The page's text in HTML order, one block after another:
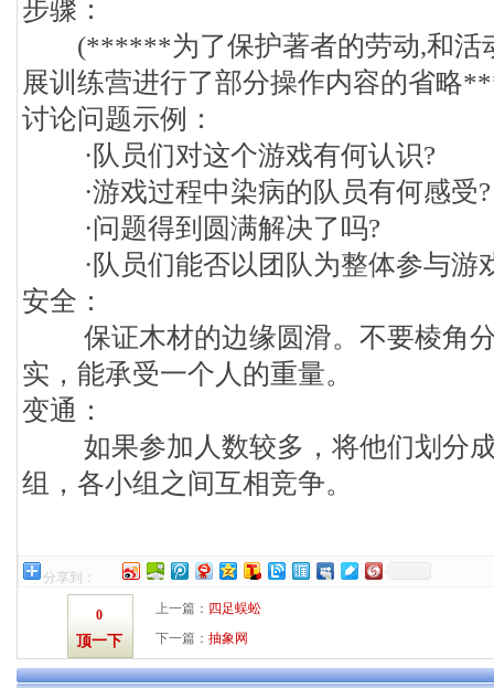
步骤：
(******为了保护著者的劳动,和活
展训练营进行了部分操作内容的省略
讨论问题示例：
·队员们对这个游戏有何认识?
·游戏过程中染病的队员有何感受?
·问题得到圆满解决了吗?
·队员们能否以团队为整体参与游
安全：
保证木材的边缘圆滑。不要棱角分
实，能承受一个人的重量。
变通：
如果参加人数较多，将他们划分成
组，各小组之间互相竞争。
分享到：
0
顶一下
上一篇： 四足蜈蚣
下一篇： 抽象网